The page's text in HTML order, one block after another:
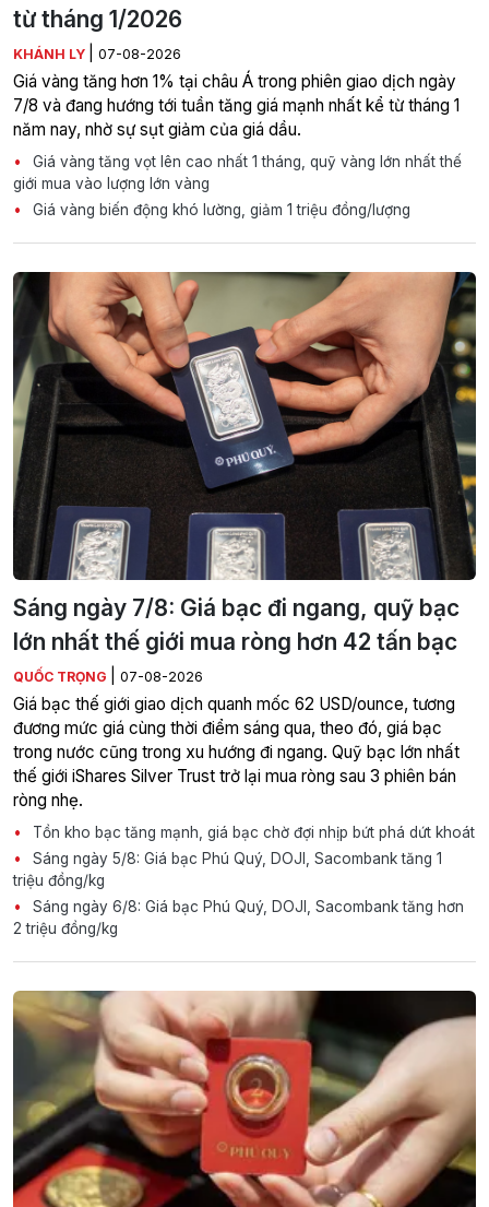
từ tháng 1/2026
KHÁNH LY 07-08-2026
Giá vàng tăng hơn 1% tại châu Á trong phiên giao dịch ngày
7/8 và đang hướng tới tuần tăng giá mạnh nhất kể từ tháng 1
năm nay, nhờ sự sụt giảm của giá dầu.
Giá vàng tăng vọt lên cao nhất 1 tháng, quỹ vàng lớn nhất thế
giới mua vào lượng lớn vàng
Giá vàng biến động khó lường, giảm 1 triệu đồng/lượng
Sáng ngày 7/8: Giá bạc đi ngang, quỹ bạc
lớn nhất thế giới mua ròng hơn 42 tấn bạc
QUỐC TRỌNG 07-08-2026
Giá bạc thế giới giao dịch quanh mốc 62 USD/ounce, tương
đương mức giá cùng thời điểm sáng qua, theo đó, giá bạc
trong nước cũng trong xu hướng đi ngang. Quỹ bạc lớn nhất
thế giới iShares Silver Trust trở lại mua ròng sau 3 phiên bán
ròng nhẹ.
Tồn kho bạc tăng mạnh, giá bạc chờ đợi nhịp bứt phá dứt khoát
Sáng ngày 5/8: Giá bạc Phú Quý, DOJI, Sacombank tăng 1
triệu đồng/kg
Sáng ngày 6/8: Giá bạc Phú Quý, DOJI, Sacombank tăng hơn
2 triệu đồng/kg